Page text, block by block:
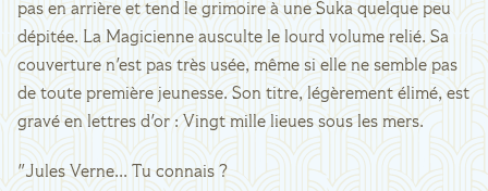
pas en arrière et tend le grimoire à une Suka quelque peu
dépitée. La Magicienne ausculte le lourd volume relié. Sa
couverture n'est pas très usée, même si elle ne semble pas
de toute première jeunesse. Son titre, légèrement élimé, est
gravé en lettres d'or : Vingt mille lieues sous les mers.
"Jules Verne... Tu connais ?